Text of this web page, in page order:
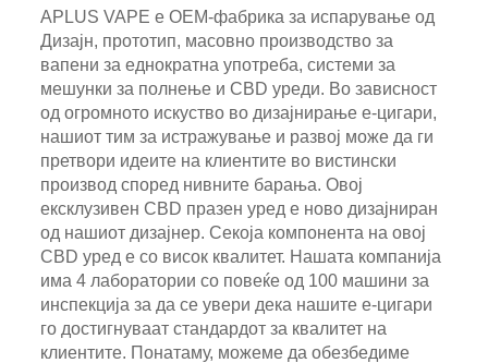
APLUS VAPE е OEM-фабрика за испарување од
Дизајн, прототип, масовно производство за
вапени за еднократна употреба, системи за
мешунки за полнење и CBD уреди. Во зависност
од огромното искуство во дизајнирање е-цигари,
нашиот тим за истражување и развој може да ги
претвори идеите на клиентите во вистински
производ според нивните барања. Овој
ексклузивен CBD празен уред е ново дизајниран
од нашиот дизајнер. Секоја компонента на овој
CBD уред е со висок квалитет. Нашата компанија
има 4 лаборатории со повеќе од 100 машини за
инспекција за да се увери дека нашите е-цигари
го достигнуваат стандардот за квалитет на
клиентите. Понатаму, можеме да обезбедиме